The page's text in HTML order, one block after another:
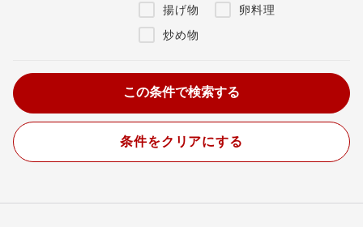
揚げ物
卵料理
炒め物
条件をクリアにする